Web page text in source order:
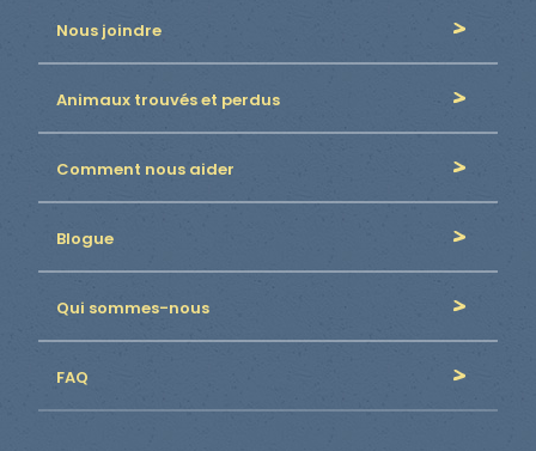
Nous joindre
Animaux trouvés et perdus
Comment nous aider
Blogue
Qui sommes-nous
FAQ